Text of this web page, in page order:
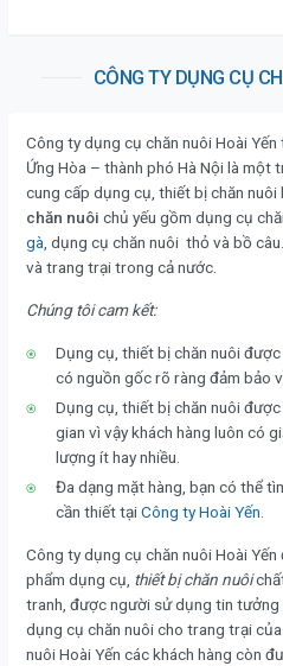
CÔNG TY DỤNG CỤ
Công ty dụng cụ chăn nuôi Hoài
Ứng Hòa – thành phó Hà Nội là một
cung cấp dụng cụ, thiết bị chăn
chăn nuôi chủ yếu gồm dụng cụ
gà , dụng cụ chăn nuôi thỏ và bồ
và trang trại trong cả nước.
Chúng tôi cam kết:
Dụng cụ, thiết bị chăn nuôi
có nguồn gốc rõ ràng đảm bảo
Dụng cụ, thiết bị chăn nuôi
gian vì vậy khách hàng luôn có
lượng ít hay nhiều.
Đa dạng mặt hàng, bạn có thể
cần thiết tạiCông ty Hoài Yến.
Công ty dụng cụ chăn nuôi Hoài
phẩm dụng cụ, thiết bị chăn nuôi
tranh, được người sử dụng tin tưởng
dụng cụ chăn nuôi cho trang trại
nuôi Hoài Yến các khách hàng còn